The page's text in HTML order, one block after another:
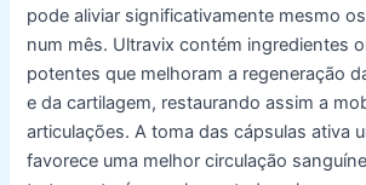
pode aliviar significativamente mesmo
num mês. Ultravix contém ingredientes
potentes que melhoram a regeneração
e da cartilagem, restaurando assim a
articulações. A toma das cápsulas ativa
favorece uma melhor circulação